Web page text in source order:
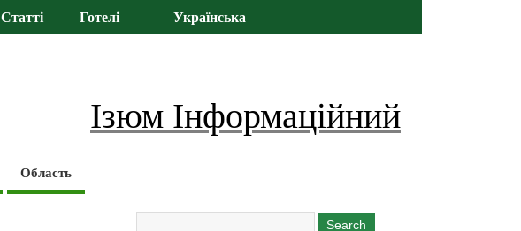
Статті Готелі Українська
Ізюм Інформаційний
Область